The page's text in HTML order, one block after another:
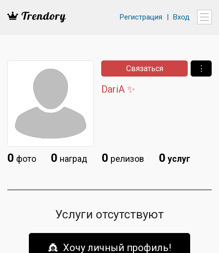
Регистрация | Вход
DariA ✨
Связаться ⋮
0 фото 0 наград 0 релизов 0 услуг
Услуги отсутствуют
👸 Хочу личный профиль!